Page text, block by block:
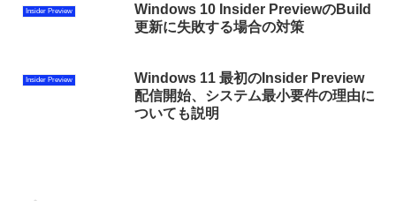
Insider Preview
Windows 10 Insider PreviewのBuild
更新に失敗する場合の対策
Insider Preview
Windows 11 最初のInsider Preview
配信開始、システム最小要件の理由に
ついても説明